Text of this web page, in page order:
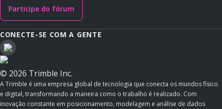
Participe do fórum
CONECTE-SE COM A GENTE
© 2026 Trimble Inc.
A Trimble é uma empresa global de tecnologia que conecta os mundos físico
e digital, transformando a maneira como o trabalho é realizado. Com
inovação constante em posicionamento, modelagem e análise de dados